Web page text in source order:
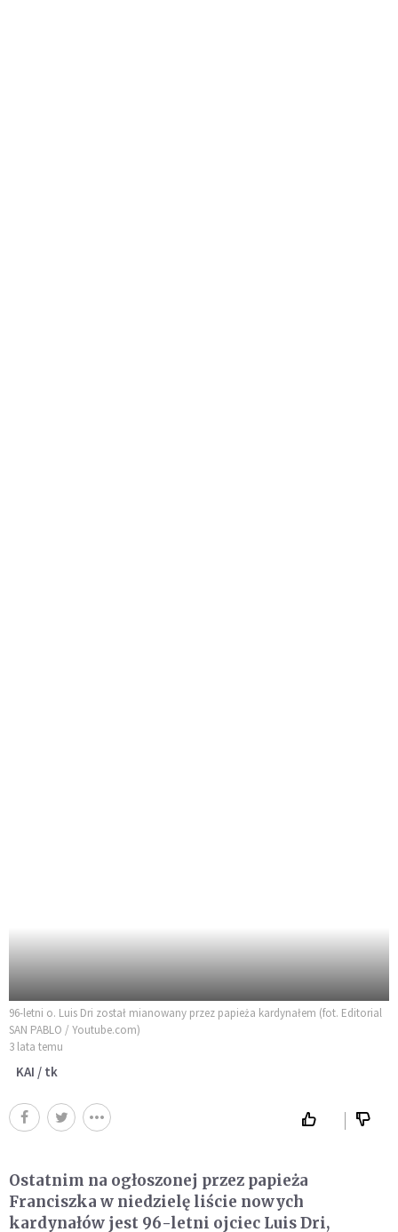
96-letni o. Luis Dri został mianowany przez papieża kardynałem (fot. Editorial
SAN PABLO / Youtube.com)
3 lata temu
KAI / tk
Ostatnim na ogłoszonej przez papieża
Franciszka w niedzielę liście nowych
kardynałów jest 96-letni ojciec Luis Dri,